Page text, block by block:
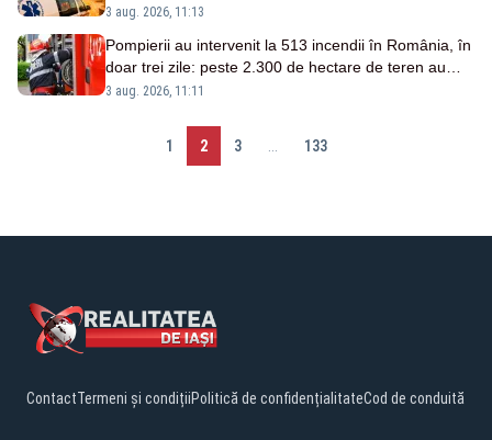
stocuri de medicamente verificate și puncte de apă
3 aug. 2026, 11:13
Pompierii au intervenit la 513 incendii în România, în
doar trei zile: peste 2.300 de hectare de teren au
fost afectate
3 aug. 2026, 11:11
1 2 3 133
ContactTermeni și condițiiPolitică de confidențialitateCod de conduită